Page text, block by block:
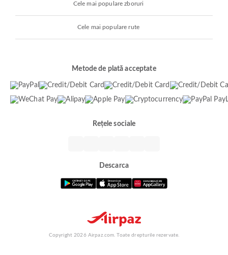
Cele mai populare zboruri
Cele mai populare rute
Metode de plată acceptate
Rețele sociale
Descarca
Copyright 2026 Airpaz.com. Toate drepturile rezervate.